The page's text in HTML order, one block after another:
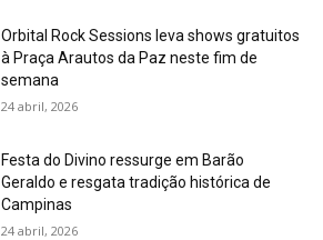
Orbital Rock Sessions leva shows gratuitos
à Praça Arautos da Paz neste fim de
semana
24 abril, 2026
Festa do Divino ressurge em Barão
Geraldo e resgata tradição histórica de
Campinas
24 abril, 2026